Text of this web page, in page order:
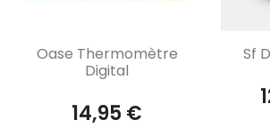
Aperçu rapide
Oase Thermomètre
Digital
14,95 €

Sf